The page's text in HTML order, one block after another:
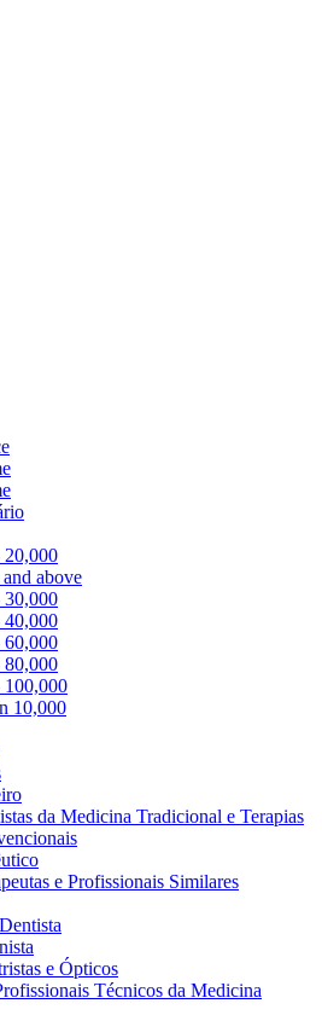
20,000
above
30,000
40,000
60,000
80,000
100,000
10,000
da Medicina Tradicional e Terapias
e Profissionais Similares
e Ópticos
Técnicos da Medicina